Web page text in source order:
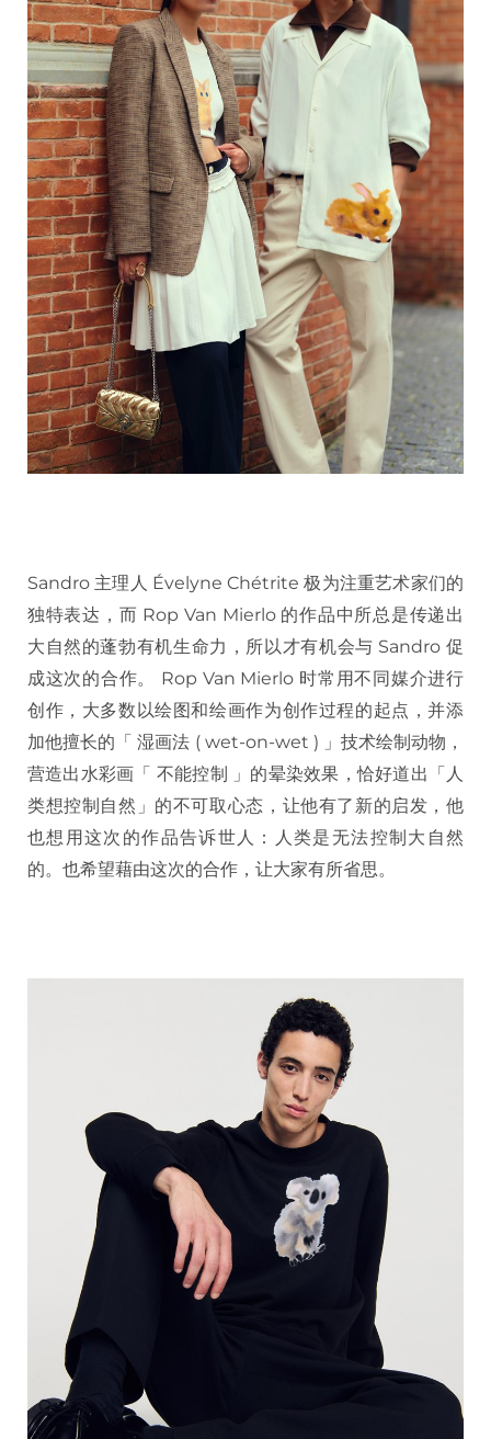
Sandro 主理人 Évelyne Chétrite 极为注重艺术家们的
独特表达，而 Rop Van Mierlo 的作品中所总是传递出
大自然的蓬勃有机生命力，所以才有机会与 Sandro 促
成这次的合作。 Rop Van Mierlo 时常用不同媒介进行
创作，大多数以绘图和绘画作为创作过程的起点，并添
加他擅长的「 湿画法 ( wet-on-wet ) 」技术绘制动物，
营造出水彩画「 不能控制 」的晕染效果，恰好道出「人
类想控制自然」的不可取心态，让他有了新的启发，他
也想用这次的作品告诉世人：人类是无法控制大自然
的。也希望藉由这次的合作，让大家有所省思。